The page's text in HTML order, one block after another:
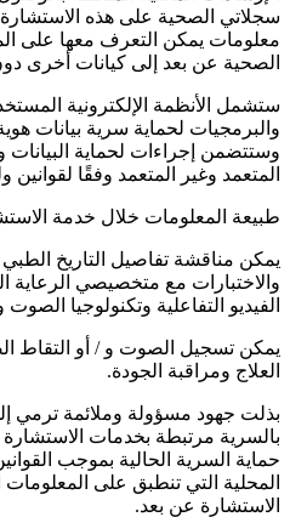
سجلاتي الصحية على هذه
معلومات يمكن التعرف معها على
الصحية عن بعد إلى كيانات أخرى
ستشمل الأنظمة الإلكترونية
والبرمجيات لحماية سرية بيانات
وستتضمن إجراءات لحماية
المتعمد وغير المتعمد وفقًا لقوانين
طبيعة المعلومات خلال خدمة
يمكن مناقشة تفاصيل التاريخ
والاختبارات مع متخصيصي الرعاية
الفيديو التفاعلية وتكنولوجيا الصوت
يمكن تسجيل الصوت و / أو التقاط
العلاج ومراقبة الجودة.
بذلت جهود مسؤولة وملائمة ترمي
بالسرية مرتبطة بخدمات
حماية السرية الحالية بموجب القوانين
المحلية التي تنطبق على
الاستشارة عن بعد.